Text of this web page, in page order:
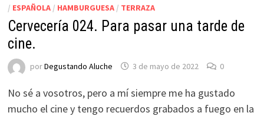
/ ESPAÑOLA/ HAMBURGUESA/ TERRAZA
Cervecería 024. Para pasar una tarde de
cine.
porDegustando Aluche 3 de mayo de 2022 0
No sé a vosotros, pero a mí siempre me ha gustado
mucho el cine y tengo recuerdos grabados a fuego en la